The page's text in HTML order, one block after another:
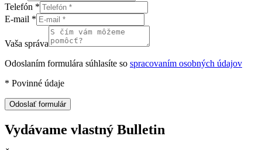
Telefón *
E-mail *
Vaša správa
Odoslaním formulára súhlasíte so spracovaním osobných údajov
* Povinné údaje
Odoslať formulár
Vydávame vlastný Bulletin